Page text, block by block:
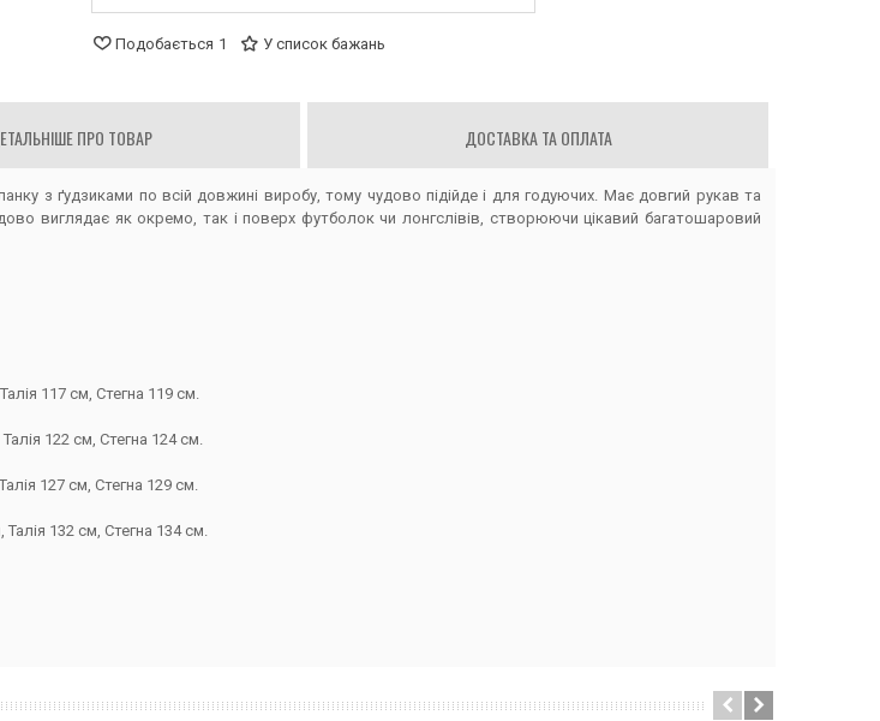
Подобається 1 У список бажань
ПРО ТОВАР ДОСТАВКА ТА ОПЛАТА
з ґудзиками по всій довжині виробу, тому чудово підійде і для годуючих. Має довгий рукав та
виглядає як окремо, так і поверх футболок чи лонгслівів, створюючи цікавий багатошаровий
117 см, Стегна 119 см.
122 см, Стегна 124 см.
127 см, Стегна 129 см.
132 см, Стегна 134 см.